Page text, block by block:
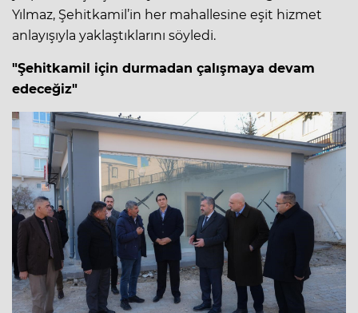
Yılmaz, Şehitkamil’in her mahallesine eşit hizmet
anlayışıyla yaklaştıklarını söyledi.
"Şehitkamil için durmadan çalışmaya devam
edeceğiz"